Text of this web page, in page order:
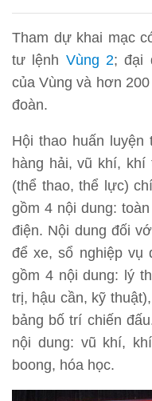
Tham dự khai mạc
tư lệnh Vùng 2; đại
của Vùng và hơn
đoàn.
Hội thao huấn luyện
hàng hải, vũ khí,
(thể thao, thể lực)
gồm 4 nội dung:
điện. Nội dung đối
để xe, sổ nghiệp vụ
gồm 4 nội dung: lý
trị, hậu cần, kỹ
bảng bố trí chiến
nội dung: vũ khí,
boong, hóa học.